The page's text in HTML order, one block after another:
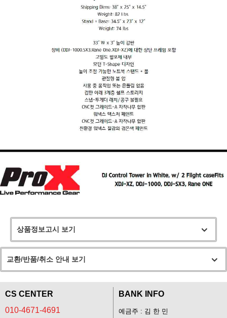
상품정보고시 보기
교환/반품/취소 안내 보기
CS CENTER
010-4671-4691
BANK INFO
예금주 : 김 한 민